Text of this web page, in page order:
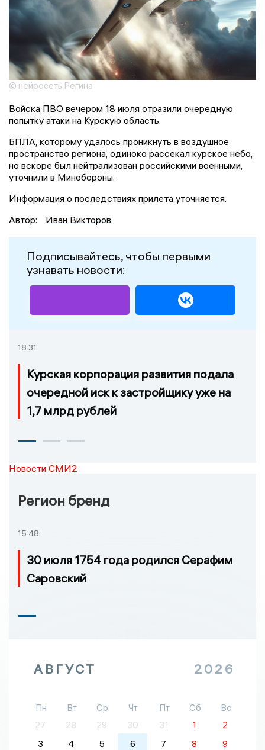
© нейросеть Регина
Войска ПВО вечером 18 июля отразили очередную
попытку атаки на Курскую область.
БПЛА, которому удалось проникнуть в воздушное
пространство региона, одиноко рассекал курское небо,
но вскоре был нейтрализован российскими военными,
уточнили в Минобороны.
Информация о последствиях прилета уточняется.
Автор:
Иван Викторов
Подписывайтесь, чтобы первыми
узнавать новости:
18:31
Курская корпорация развития подала
очередной иск к застройщику уже на
1,7 млрд рублей
Новости СМИ2
Регион бренд
15:48
30 июля 1754 года родился Серафим
Саровский
АВГУСТ 2026
Пн Вт Ср Чт Пт Сб
Вс
27
28 29 30 31 1
2
3
4 5 6 7 8
9